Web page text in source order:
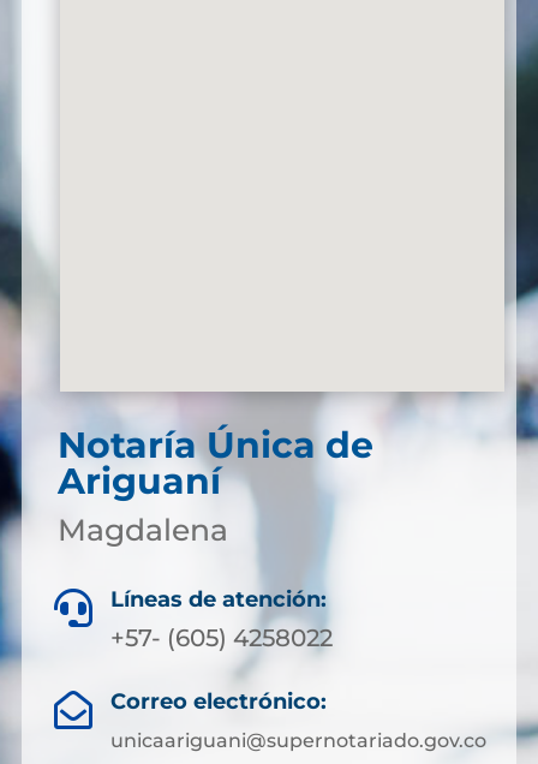
Notaría Única de
Ariguaní
Magdalena
 Líneas de atención:
+57- (605) 4258022
 Correo electrónico:
unicaariguani@supernotariado.gov.co